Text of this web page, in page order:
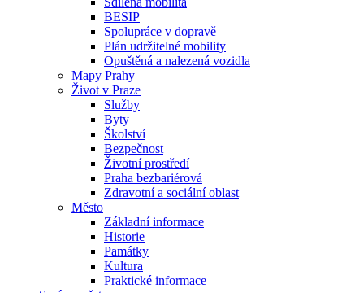
BESIP
Spolupráce v dopravě
Plán udržitelné mobility
Opuštěná a nalezená vozidla
Mapy Prahy
Život v Praze
Služby
Byty
Školství
Bezpečnost
Životní prostředí
Praha bezbariérová
Zdravotní a sociální oblast
Město
Základní informace
Historie
Památky
Kultura
Praktické informace